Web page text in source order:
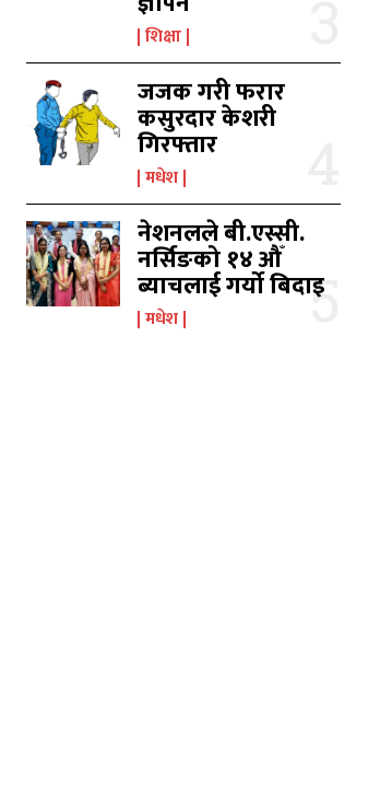
शिक्षा
जजक गरी फरार
कसुरदार केशरी
गिरफ्तार
मधेश
नेशनलले बी.एस्सी.
नर्सिङको १४ औँ
ब्याचलाई गर्यो बिदाइ
मधेश